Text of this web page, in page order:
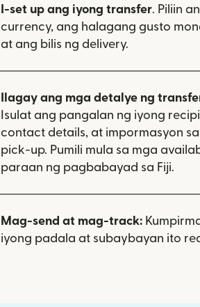
I-set up ang iyong transfer. Piliin
currency, ang halagang gusto
at ang bilis ng delivery.
Ilagay ang mga detalye ng
Isulat ang pangalan ng iyong
contact details, at impormasyon
pick-up. Pumili mula sa mga
paraan ng pagbabayad sa Fiji.
Mag-send at mag-track:
iyong padala at subaybayan ito